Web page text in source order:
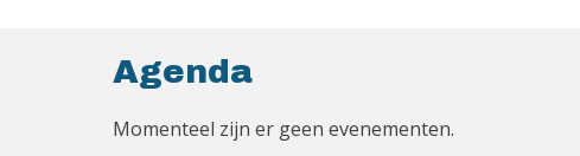
Agenda
Momenteel zijn er geen evenementen.